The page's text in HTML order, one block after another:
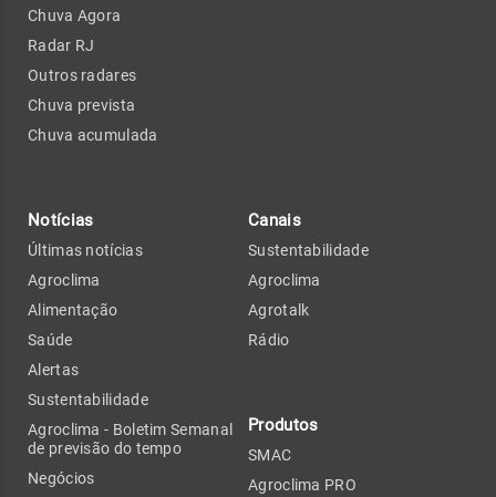
Chuva Agora
Radar RJ
Outros radares
Chuva prevista
Chuva acumulada
Notícias
Últimas notícias
Agroclima
Alimentação
Saúde
Alertas
Sustentabilidade
Agroclima - Boletim Semanal
de previsão do tempo
Negócios
Canais
Sustentabilidade
Agroclima
Agrotalk
Rádio
Produtos
SMAC
Agroclima PRO